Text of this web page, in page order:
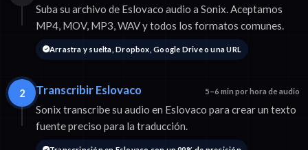
Suba su archivo de Eslovaco audio a Sonix. Aceptamos
MP4, MOV, MP3, WAV y todos los formatos comunes.
Arrastra y suelta, Dropbox, Google Drive o una URL
2 Transcribir Eslovaco 5–6 min por hora de audio
Sonix transcribe su audio en Eslovaco para crear un texto
fuente preciso para la traducción.